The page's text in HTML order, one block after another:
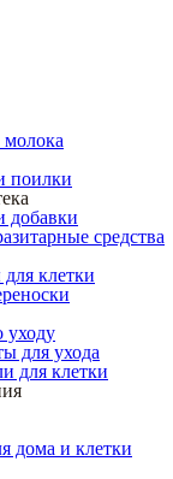
молока
поилки
добавки
средства
клетки
уходу
для ухода
для клетки
дома и клетки